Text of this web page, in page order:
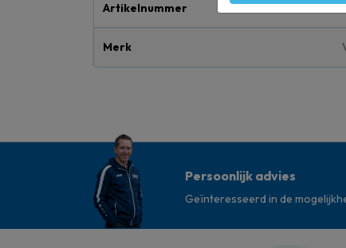
Artikelnummer
Merk
Persoonlijk advies
Geïnteresseerd in de